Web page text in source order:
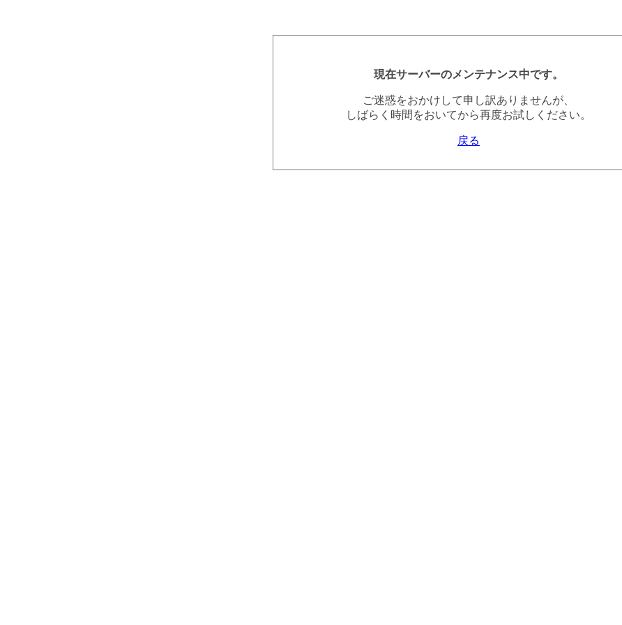
現在サーバーのメンテナンス中です。
ご迷惑をおかけして申し訳ありませんが、
しばらく時間をおいてから再度お試しください。
戻る